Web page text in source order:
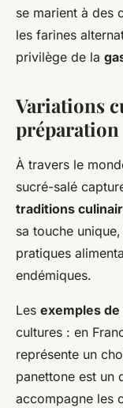
se marient à des
les farines
privilège de la
Variations
préparation
À travers le
sucré-salé
traditions
sa touche
pratiques
endémiques.
Les exemples de
cultures : en
représente un
panettone est un
accompagne les